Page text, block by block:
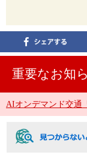
重要なお知
AIオンデマンド交通